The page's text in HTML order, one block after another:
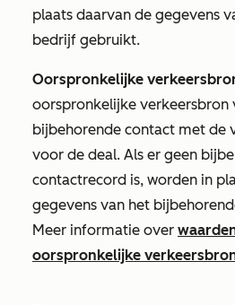
plaats daarvan de gegevens
bedrijf gebruikt.
Oorspronkelijke
oorspronkelijke verkeersbron
bijbehorende contact met de
voor de deal. Als er geen
contactrecord is, worden in
gegevens van het
Meer informatie over
oorspronkelijke